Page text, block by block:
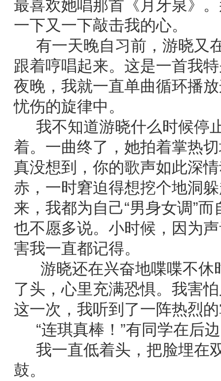
最喜欢她唱那首《月牙泉》
一下又一下敲击我的心。
有一天晚自习前，游晓又
跟着哼唱起来。这是一首我
夜晚，我就一直单曲循环播
忧伤的旋律中。
我不知道游晓什么时候停
着。一曲终了，她拍着掌热
真没想到，你的歌声如此深
赤，一时窘迫得想挖个地洞
来，我都为自己“男身女调”
也不愿多说。小时候，因为
害我一直都记得。
游晓还在兴奋地喋喋不休
了头，心里充满恐惧。我害
这一次，我听到了一阵热烈
“连琪真棒！”有同学在后
我一直低着头，把脸埋在
鼓。